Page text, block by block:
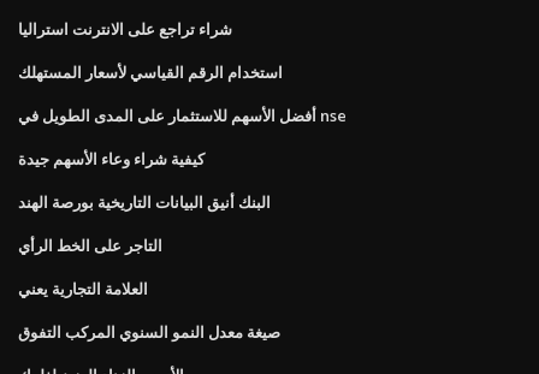
شراء تراجع على الانترنت استراليا
استخدام الرقم القياسي لأسعار المستهلك
أفضل الأسهم للاستثمار على المدى الطويل في nse
كيفية شراء وعاء الأسهم جيدة
البنك أنيق البيانات التاريخية بورصة الهند
التاجر على الخط الرأي
العلامة التجارية يعني
صيغة معدل النمو السنوي المركب التفوق